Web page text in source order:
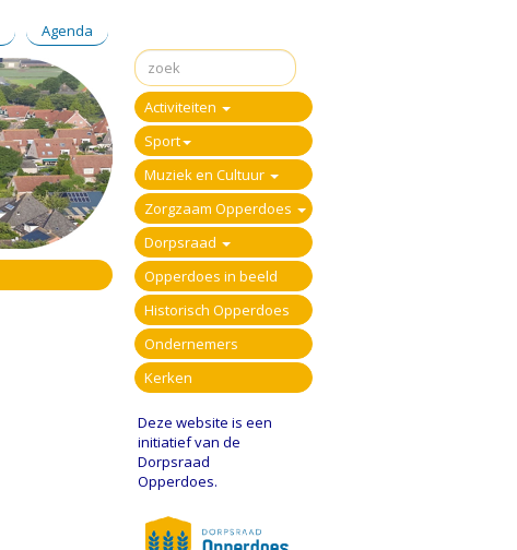
Agenda
Activiteiten
Sport
Muziek en Cultuur
Zorgzaam Opperdoes
Dorpsraad
Opperdoes in beeld
Historisch Opperdoes
Ondernemers
Kerken
Deze website is een
initiatief van de
Dorpsraad
Opperdoes.